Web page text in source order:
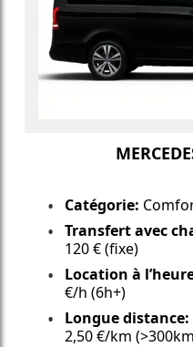
Catégorie:
Transfert avec
120 € (fixe)
Location à
€/h (6h+)
Longue distance:
2,50 €/km